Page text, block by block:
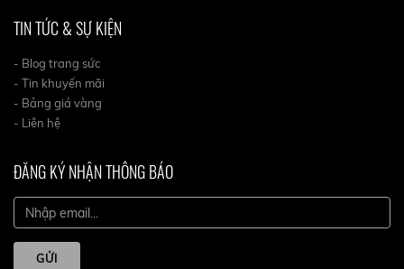
TIN TỨC & SỰ KIỆN
- Blog trang sức
- Tin khuyến mãi
- Bảng giá vàng
- Liên hệ
ĐĂNG KÝ NHẬN THÔNG BÁO
GỬI